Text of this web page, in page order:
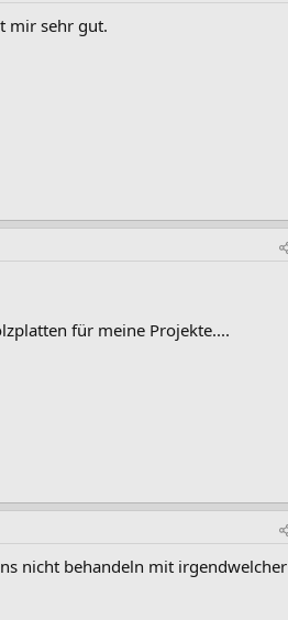
mir sehr gut.
für meine Projekte....
nicht behandeln mit irgendwelcher